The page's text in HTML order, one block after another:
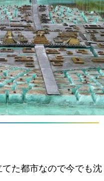
た都市なので今でも沈